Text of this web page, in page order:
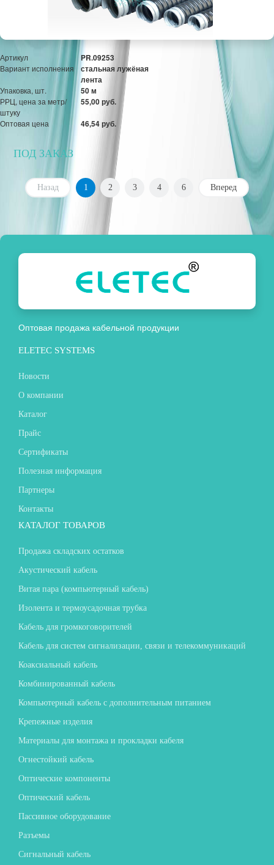
Артикул PR.09253
Вариант исполнения
стальная лужёная
лента
Упаковка, шт. 50 м
РРЦ, цена за метр/
штуку
55,00 руб.
Оптовая цена 46,54 руб.
ПОД ЗАКАЗ
Назад 1 2 3 4 6 Вперед
Оптовая продажа кабельной продукции
ELETEC SYSTEMS
Новости
О компании
Каталог
Прайс
Сертификаты
Полезная информация
Партнеры
Контакты
КАТАЛОГ ТОВАРОВ
Продажа складских остатков
Акустический кабель
Витая пара (компьютерный кабель)
Изолента и термоусадочная трубка
Кабель для громкоговорителей
Кабель для систем сигнализации, связи и телекоммуникаций
Коаксиальный кабель
Комбинированный кабель
Компьютерный кабель с дополнительным питанием
Крепежные изделия
Материалы для монтажа и прокладки кабеля
Огнестойкий кабель
Оптические компоненты
Оптический кабель
Пассивное оборудование
Разъемы
Сигнальный кабель